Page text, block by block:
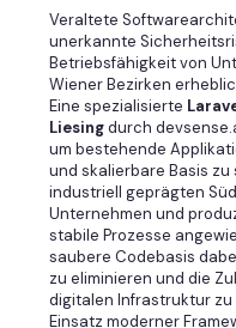
Veraltete
unerkannte
Betriebsfähigkeit von
Wiener Bezirken
Eine spezialisierte
Liesingdurch
um bestehende
und skalierbare Basis zu
industriell geprägten
Unternehmen und
stabile Prozesse
saubere Codebasis
zu eliminieren und die
digitalen Infrastruktur
Einsatz moderner